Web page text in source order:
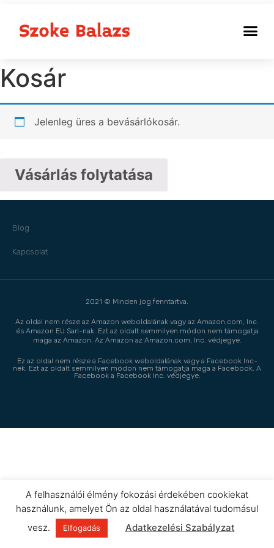
Kosár
Jelenleg üres a bevásárlókosár.
Vásárlás folytatása
Blog
Kapcsolat
2021 © Minden jog fenntartva.
Az oldal nem része az Amazon weboldalának vagy az Amazon.com, Inc.
és Amazon EU Sarl-nak. Ezt az oldalt semmilyen módon nem támogatja
maga az Amazon. Az Amazon az Amazon.com, Inc. védjegye.
Ez az oldal nem része a Facebook weboldalának vagy a Facebook Inc-
nek. Ezt az oldalt semmilyen módon nem támogatja maga a Facebook. A
Facebook a Facebook Inc. védjegye.
A felhasználói élmény fokozási érdekében cookiekat
használunk, amelyet Ön az oldal használatával tudomásul
vesz.
Elfogadás Adatkezelési Szabályzat